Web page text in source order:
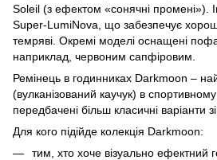
Soleil (з ефектом «сонячні промені»).
Super-LumiNova, що забезпечує
темряві. Окремі моделі оснащені
наприклад, червоним сапфіровим.
Ремінець в годинниках Darkmoon –
(вулканізований каучук) в
передбачені більш класичні варіанти
Для кого підійде колекція Darkmoon:
тим, хто хоче візуально ефектний